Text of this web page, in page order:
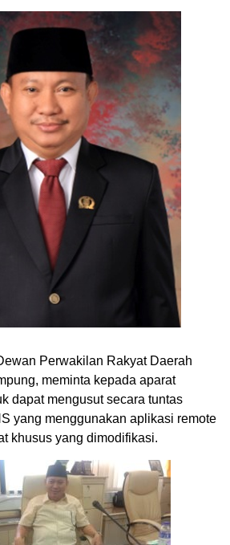
Perwakilan Rakyat Daerah
meminta kepada aparat
dapat mengusut secara tuntas
yang menggunakan aplikasi remote
khusus yang dimodifikasi.